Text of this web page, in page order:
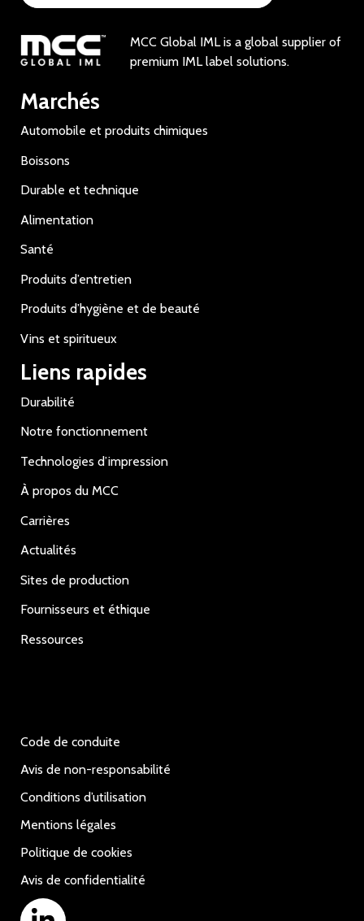
MCC Global IML is a global supplier of
premium IML label solutions.
Marchés
Automobile et produits chimiques
Boissons
Durable et technique
Alimentation
Santé
Produits d’entretien
Produits d’hygiène et de beauté
Vins et spiritueux
Liens rapides
Durabilité
Notre fonctionnement
Technologies d’impression
À propos du MCC
Carrières
Actualités
Sites de production
Fournisseurs et éthique
Ressources
Code de conduite
Avis de non-responsabilité
Conditions d’utilisation
Mentions légales
Politique de cookies
Avis de confidentialité